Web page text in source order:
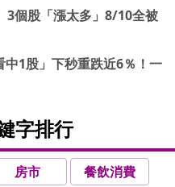
個股「漲太多」8/10全被
1股」下秒重跌近6％！一
字排行
房市
餐飲消費